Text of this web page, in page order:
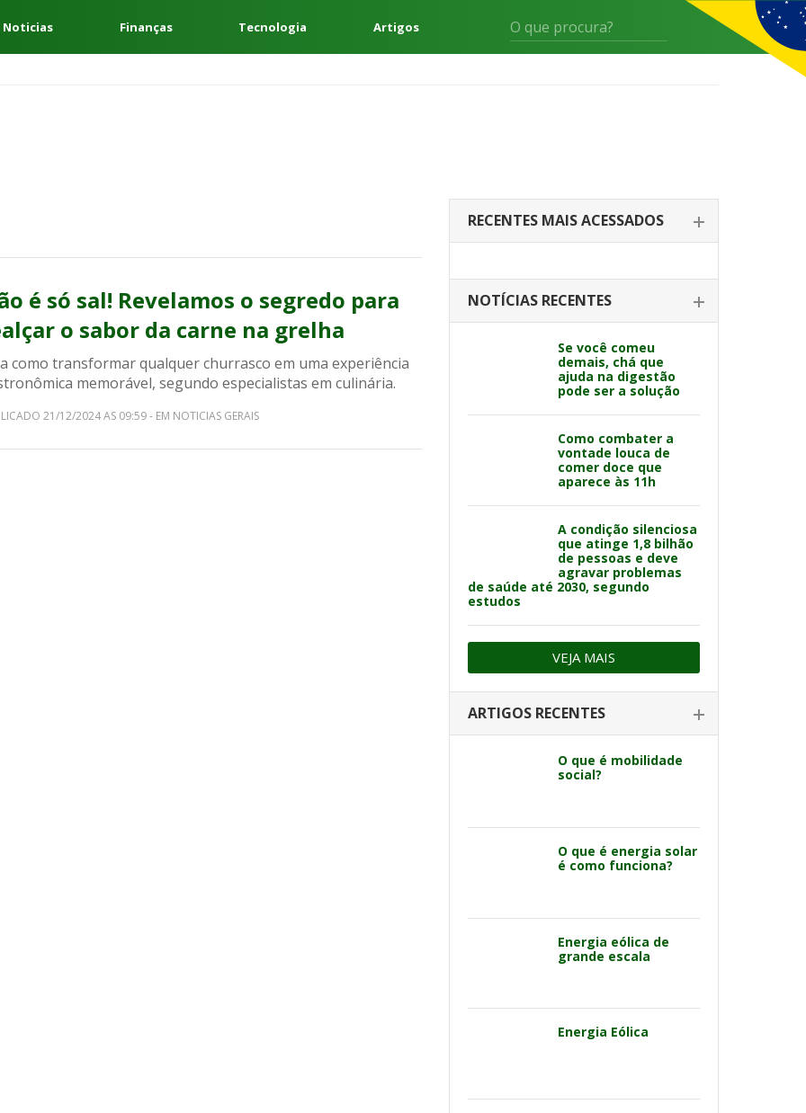
Finanças Tecnologia Artigos
é só sal! Revelamos o segredo para
o sabor da carne na grelha
como transformar qualquer churrasco em uma experiência
memorável, segundo especialistas em culinária.
21/12/2024 AS 09:59 - EM NOTICIAS GERAIS
RECENTES MAIS ACESSADOS
NOTÍCIAS RECENTES
Se você comeu
demais, chá que
ajuda na digestão
pode ser a solução
Como combater a
vontade louca de
comer doce que
aparece às 11h
A condição silenciosa
que atinge 1,8 bilhão
de pessoas e deve
agravar problemas
de saúde até 2030, segundo
estudos
VEJA MAIS
ARTIGOS RECENTES
O que é mobilidade
social?
O que é energia solar
é como funciona?
Energia eólica de
grande escala
Energia Eólica